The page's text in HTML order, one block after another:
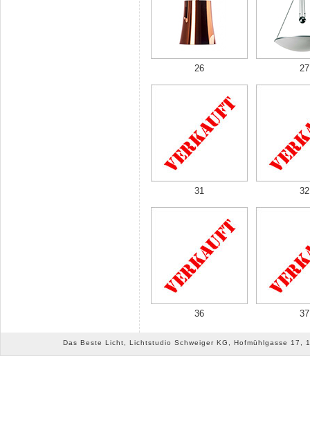
26 27
31 32
36 37
Das Beste Licht, Lichtstudio Schweiger KG, Hofmühlgasse